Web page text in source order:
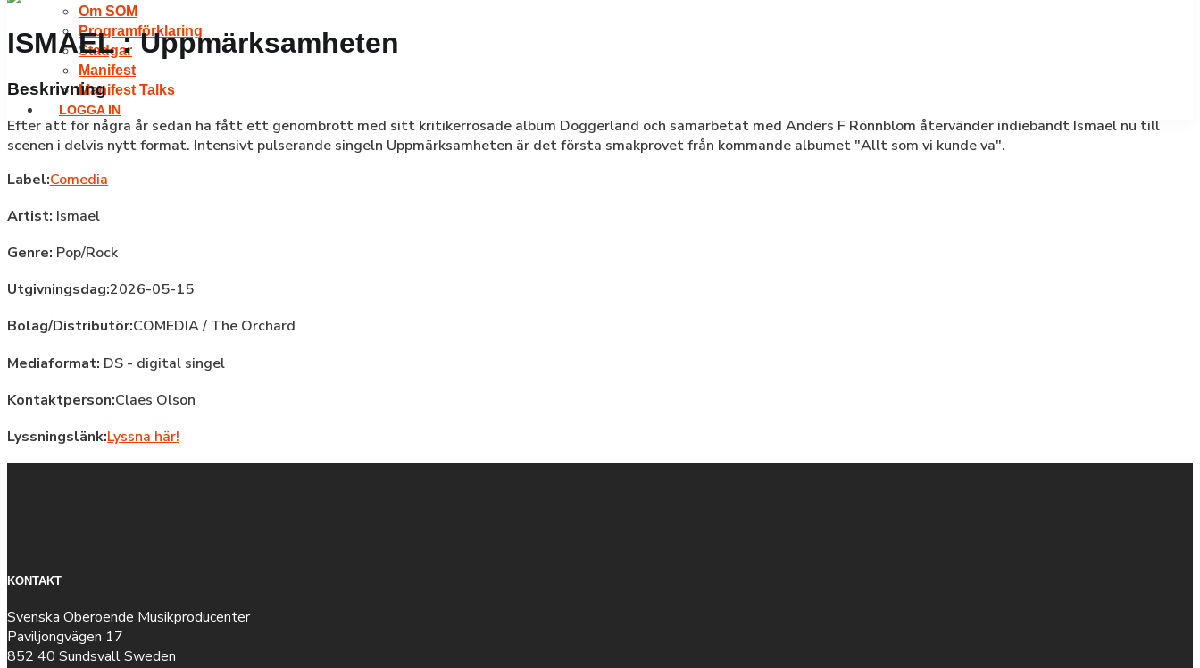
Om SOM
Programförklaring
Stadgar
Manifest
Manifest Talks
LOGGA IN
ISMAEL : Uppmärksamheten
Beskrivning
Efter att för några år sedan ha fått ett genombrott med sitt kritikerrosade album Doggerland och samarbetat med Anders F Rönnblom återvänder indiebandt Ismael nu till
scenen i delvis nytt format. Intensivt pulserande singeln Uppmärksamheten är det första smakprovet från kommande albumet "Allt som vi kunde va".
Label:Comedia
Artist: Ismael
Genre: Pop/Rock
Utgivningsdag:2026-05-15
Bolag/Distributör:COMEDIA / The Orchard
Mediaformat: DS - digital singel
Kontaktperson:Claes Olson
Lyssningslänk:Lyssna här!
KONTAKT
Svenska Oberoende Musikproducenter
Paviljongvägen 17
852 40 Sundsvall Sweden